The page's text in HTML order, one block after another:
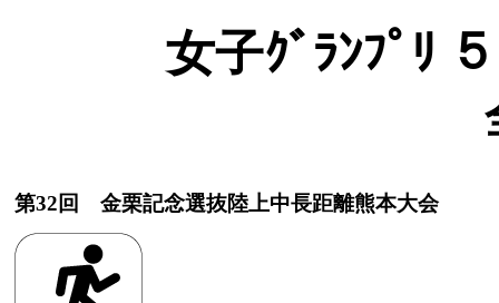
女子ｸﾞﾗﾝﾌﾟﾘ
第32回 金栗記念選抜陸上中長距離熊本大会